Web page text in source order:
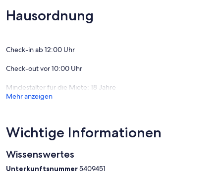
• kleines Tee- und Kaffeesortiment
• Modernes Bad mit Dusche und WC
• Handtuchwärmer
• Fußbodenheizung
Sanddorn in unseren Pensionszimmer wird Sie verzaubern. Starten
Café Carlsson's.
Hausordnung
Check-in ab 12:00 Uhr
Check-out vor 10:00 Uhr
Mindestalter für die Miete: 18 Jahre
Mehr anzeigen
Wichtige Informationen
Wissenswertes
Unterkunftsnummer5409451